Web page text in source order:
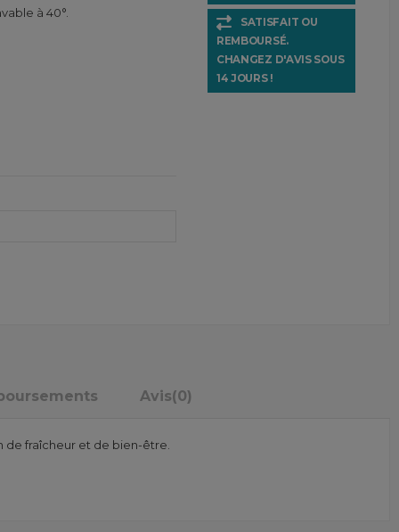
à 40°.
SATISFAIT OU
REMBOURSÉ.
CHANGEZ D'AVIS SOUS
14 JOURS !
Avis(0)
de fraîcheur et de bien-être.